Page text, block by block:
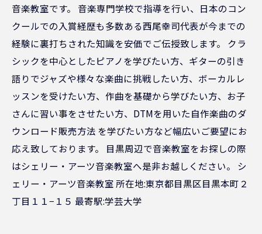
音楽教室です。 音楽専門学校で指導を行い、日本のコン
クールでの入賞経歴も多数ある西尾幸司代表が今までの
経験に裏打ちされた知識を安価でご伝授致します。 クラ
シックを中心としたピアノを学びたい方、ギターの引き
語りでジャズや様々な楽曲に挑戦したい方、ボーカルレ
ッスンを受けたい方、作曲を基礎から学びたい方、お子
さんに習い事をさせたい方、DTMを用いた自作楽曲のダ
ウンロード販売方法 を学びたい方など幅広いご要望にお
応え致しております。 目黒周辺で音楽教室をお探しの際
はシェリー・アーツ音楽教室へ是非お越しください。 シ
ェリー・アーツ音楽教室 所在地:東京都目黒区目黒本町２
丁目１１−１５ 最寄駅:学芸大学